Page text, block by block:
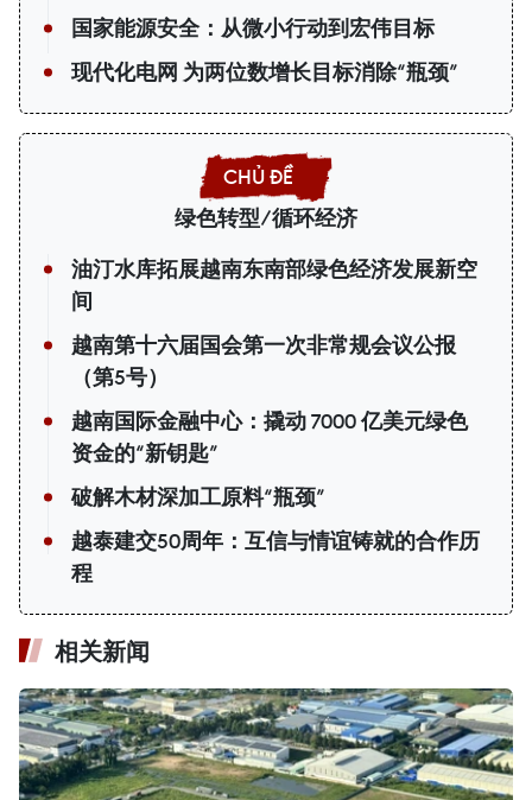
国家能源安全：从微小行动到宏伟目标
现代化电网 为两位数增长目标消除“瓶颈”
绿色转型/循环经济
油汀水库拓展越南东南部绿色经济发展新空
间
越南第十六届国会第一次非常规会议公报
（第5号）
越南国际金融中心：撬动 7000 亿美元绿色
资金的“新钥匙”
破解木材深加工原料“瓶颈”
越泰建交50周年：互信与情谊铸就的合作历
程
相关新闻